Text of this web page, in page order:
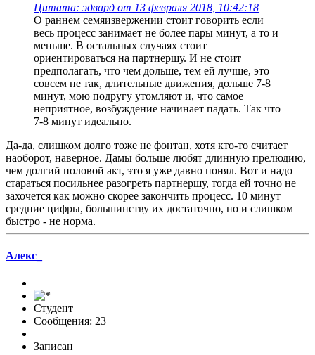
Цитата: эдвард от 13 февраля 2018, 10:42:18
О раннем семяизвержении стоит говорить если
весь процесс занимает не более пары минут, а то и
меньше. В остальных случаях стоит
ориентироваться на партнершу. И не стоит
предполагать, что чем дольше, тем ей лучше, это
совсем не так, длительные движения, дольше 7-8
минут, мою подругу утомляют и, что самое
неприятное, возбуждение начинает падать. Так что
7-8 минут идеально.
Да-да, слишком долго тоже не фонтан, хотя кто-то считает
наоборот, наверное. Дамы больше любят длинную прелюдию,
чем долгий половой акт, это я уже давно понял. Вот и надо
стараться посильнее разогреть партнершу, тогда ей точно не
захочется как можно скорее закончить процесс. 10 минут
средние цифры, большинству их достаточно, но и слишком
быстро - не норма.
Алекс_
Студент
Сообщения: 23
Записан